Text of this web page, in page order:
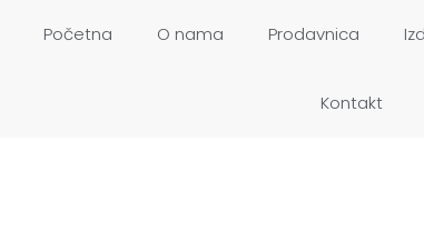
Početna O nama Prodavnica
Kontakt